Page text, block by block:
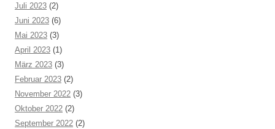
Juli 2023 (2)
Juni 2023 (6)
Mai 2023 (3)
April 2023 (1)
März 2023 (3)
Februar 2023 (2)
November 2022 (3)
Oktober 2022 (2)
September 2022 (2)